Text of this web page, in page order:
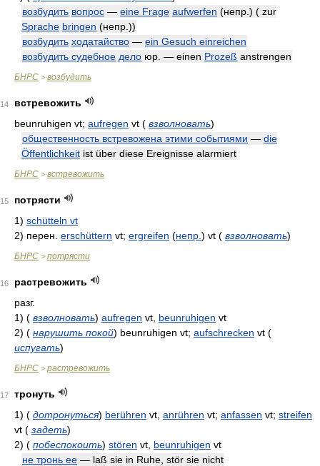
возбудить вопрос — eine Frage aufwerfen (непр.) ( zur
Sprache bringen (непр.))
возбудить ходатайство — ein Gesuch einreichen
возбудить судебное дело юр. — einen Prozeß anstrengen
БНРС > возбудить
14
встревожить
beunruhigen vt; aufregen vt ( взволновать)
общественность встревожена этими событиями — die
Öffentlichkeit ist über diese Ereignisse alarmiert
БНРС > встревожить
15
потрясти
1) schütteln vt
2) перен. erschüttern vt; ergreifen (непр. ) vt ( взволновать)
БНРС > потрясти
16
растревожить
разг.
1) ( взволновать) aufregen vt, beunruhigen vt
2) ( нарушить покой) beunruhigen vt; aufschrecken vt (
испугать)
БНРС > растревожить
17
тронуть
1) ( дотронуться) berühren vt, anrühren vt; anfassen vt; streifen
vt ( задеть)
2) ( побеспокоить) stören vt, beunruhigen vt
не тронь ее — laß sie in Ruhe, stör sie nicht